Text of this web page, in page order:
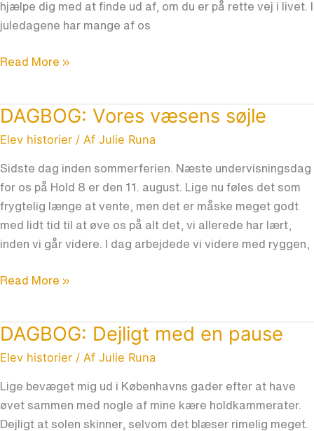
hjælpe dig med at finde ud af, om du er på rette vej i livet. I
juledagene har mange af os
Read More »
DAGBOG: Vores væsens søjle
Elev historier / Af Julie Runa
Sidste dag inden sommerferien. Næste undervisningsdag
for os på Hold 8 er den 11. august. Lige nu føles det som
frygtelig længe at vente, men det er måske meget godt
med lidt tid til at øve os på alt det, vi allerede har lært,
inden vi går videre. I dag arbejdede vi videre med ryggen,
DAGBOG:
søjle
Read More »
DAGBOG: Dejligt med en pause
Elev historier / Af Julie Runa
Lige bevæget mig ud i Københavns gader efter at have
øvet sammen med nogle af mine kære holdkammerater.
Dejligt at solen skinner, selvom det blæser rimelig meget.
DAGBOG:
en
pause